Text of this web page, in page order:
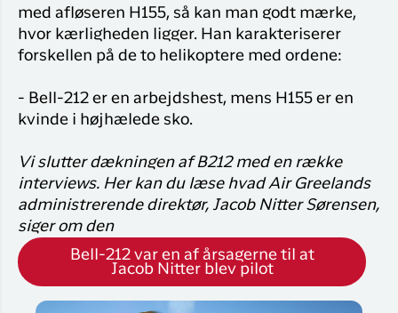
med afløseren H155, så kan man godt mærke,
hvor kærligheden ligger. Han karakteriserer
forskellen på de to helikoptere med ordene:
- Bell-212 er en arbejdshest, mens H155 er en
kvinde i højhælede sko.
Vi slutter dækningen af B212 med en række
interviews. Her kan du læse hvad Air Greelands
administrerende direktør, Jacob Nitter Sørensen,
siger om den
Bell-212 var en af årsagerne til at
Jacob Nitter blev pilot